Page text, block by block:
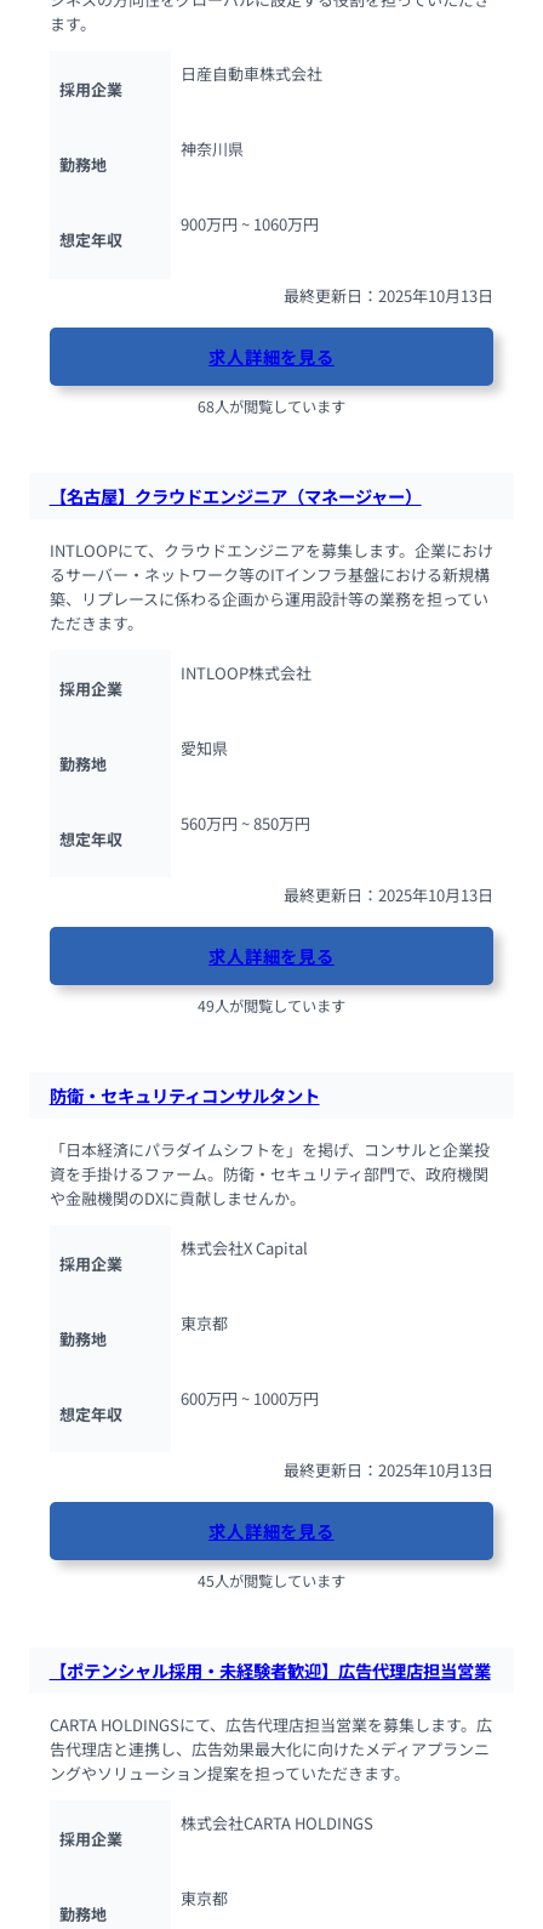
ます。
採用企業
日産自動車株式会社
勤務地
神奈川県
想定年収
900万円 ~ 1060万円
最終更新日：2025年10月13日
求人詳細を見る
68人が閲覧しています
【名古屋】クラウドエンジニア（マネージャー）
INTLOOPにて、クラウドエンジニアを募集します。企業におけ
るサーバー・ネットワーク等のITインフラ基盤における新規構
築、リプレースに係わる企画から運用設計等の業務を担ってい
ただきます。
採用企業
INTLOOP株式会社
勤務地
愛知県
想定年収
560万円 ~ 850万円
最終更新日：2025年10月13日
求人詳細を見る
49人が閲覧しています
防衛・セキュリティコンサルタント
「日本経済にパラダイムシフトを」を掲げ、コンサルと企業投
資を手掛けるファーム。防衛・セキュリティ部門で、政府機関
や金融機関のDXに貢献しませんか。
採用企業
株式会社X Capital
勤務地
東京都
想定年収
600万円 ~ 1000万円
最終更新日：2025年10月13日
求人詳細を見る
45人が閲覧しています
【ポテンシャル採用・未経験者歓迎】広告代理店担当営業
CARTA HOLDINGSにて、広告代理店担当営業を募集します。広
告代理店と連携し、広告効果最大化に向けたメディアプランニ
ングやソリューション提案を担っていただきます。
採用企業
株式会社CARTA HOLDINGS
勤務地
東京都